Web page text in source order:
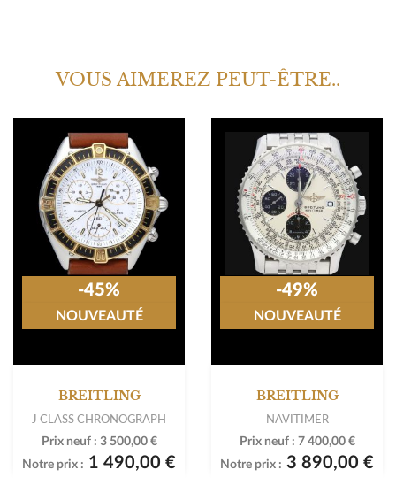
VOUS AIMEREZ PEUT-ÊTRE..
BREITLING
J CLASS CHRONOGRAPH
Prix neuf : 3 500,00 €
Notre prix : 1 490,00 €
-45%
NOUVEAUTÉ
BREITLING
NAVITIMER
Prix neuf : 7 400,00 €
Notre prix : 3 890,00 €
-49%
NOUVEAUTÉ